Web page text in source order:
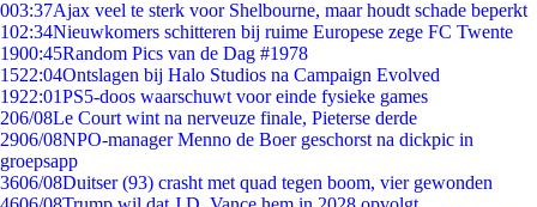
003:37Ajax veel te sterk voor Shelbourne, maar houdt schade beperkt
102:34Nieuwkomers schitteren bij ruime Europese zege FC Twente
1900:45Random Pics van de Dag #1978
1522:04Ontslagen bij Halo Studios na Campaign Evolved
1922:01PS5-doos waarschuwt voor einde fysieke games
206/08Le Court wint na nerveuze finale, Pieterse derde
2906/08NPO-manager Menno de Boer geschorst na dickpic in
groepsapp
3606/08Duitser (93) crasht met quad tegen boom, vier gewonden